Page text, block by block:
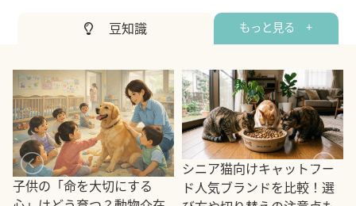
豆知識 もっと見る +
子供の「命を大切にする
シニア猫向けキャットフー
ド人気ブランドを比較！選